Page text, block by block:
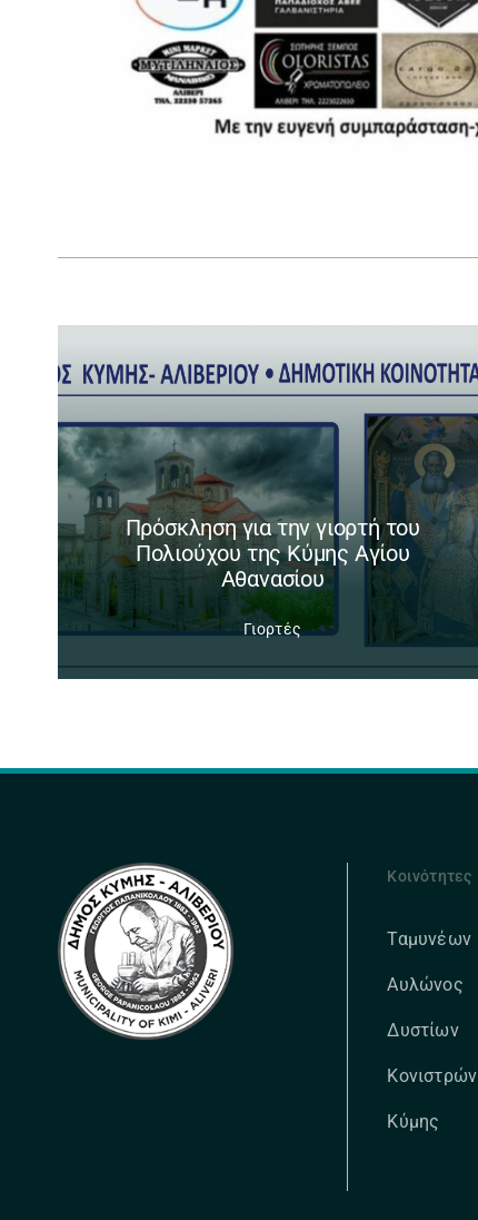
Πρόσκληση για την γιορτή του
Πολιούχου της Κύμης Αγίου
Αθανασίου
Γιορτές
Κοινότητες
Ταμυνέων
Αυλώνος
Δυστίων
Κονιστρών
Κύμης